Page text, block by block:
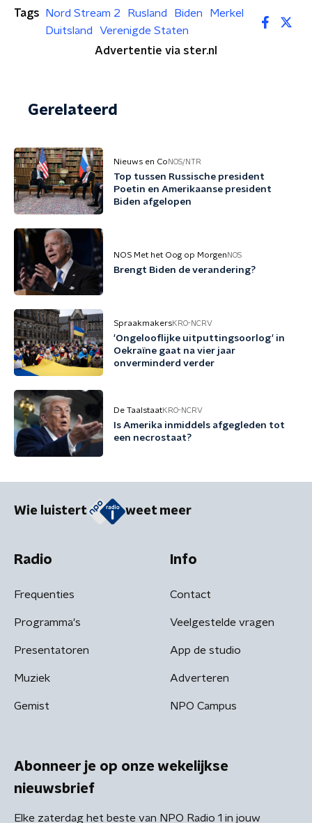
Tags Nord Stream 2 Rusland Biden
Merkel
Duitsland
Verenigde Staten
Advertentie via ster.nl
Gerelateerd
Nieuws en Co NOS/NTR
Top tussen Russische president
Poetin en Amerikaanse president
Biden afgelopen
NOS Met het Oog op Morgen NOS
Brengt Biden de verandering?
SpraakmakersKRO-NCRV
'Ongelooflijke uitputtingsoorlog' in
Oekraïne gaat na vier jaar
onverminderd verder
De TaalstaatKRO-NCRV
Is Amerika inmiddels afgegleden tot
een necrostaat?
Wie luistert weet meer
Radio
Frequenties
Programma's
Presentatoren
Muziek
Gemist
Info
Contact
Veelgestelde vragen
App de studio
Adverteren
NPO Campus
Abonneer je op onze wekelijkse
nieuwsbrief
Elke zaterdag het beste van NPO Radio 1 in jouw